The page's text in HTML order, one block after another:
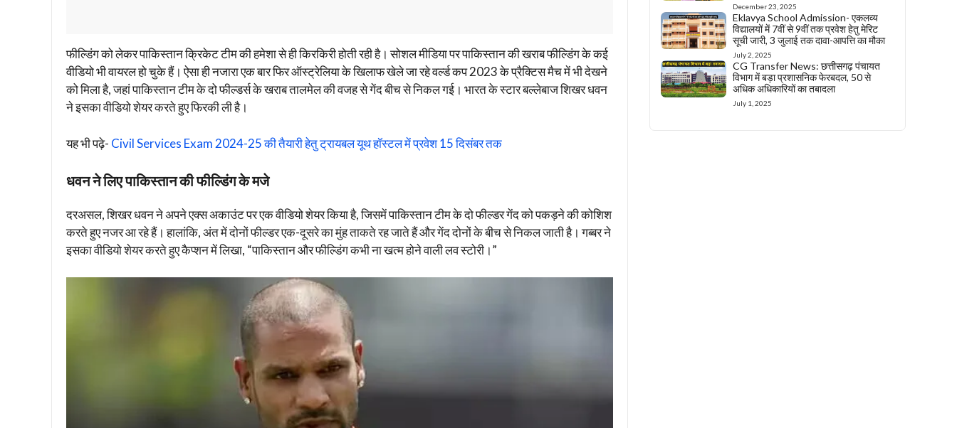
फील्डिंग को लेकर पाकिस्तान क्रिकेट टीम की हमेशा से ही किरकिरी होती रही है। सोशल मीडिया पर पाकिस्तान की खराब फील्डिंग के कई
वीडियो भी वायरल हो चुके हैं। ऐसा ही नजारा एक बार फिर ऑस्ट्रेलिया के खिलाफ खेले जा रहे वर्ल्ड कप 2023 के प्रैक्टिस मैच में भी देखने
को मिला है, जहां पाकिस्तान टीम के दो फील्डर्स के खराब तालमेल की वजह से गेंद बीच से निकल गई। भारत के स्टार बल्लेबाज शिखर धवन
ने इसका वीडियो शेयर करते हुए फिरकी ली है।
यह भी पढ़े- Civil Services Exam 2024-25 की तैयारी हेतु ट्रायबल यूथ हॉस्टल में प्रवेश 15 दिसंबर तक
धवन ने लिए पाकिस्तान की फील्डिंग के मजे
दरअसल, शिखर धवन ने अपने एक्स अकाउंट पर एक वीडियो शेयर किया है, जिसमें पाकिस्तान टीम के दो फील्डर गेंद को पकड़ने की कोशिश
करते हुए नजर आ रहे हैं। हालांकि, अंत में दोनों फील्डर एक-दूसरे का मुंह ताकते रह जाते हैं और गेंद दोनों के बीच से निकल जाती है। गब्बर ने
इसका वीडियो शेयर करते हुए कैप्शन में लिखा, “पाकिस्तान और फील्डिंग कभी ना खत्म होने वाली लव स्टोरी।”
December 23, 2025
Eklavya School Admission- एकलव्य
विद्यालयों में 7वीं से 9वीं तक प्रवेश हेतु मेरिट
सूची जारी, 3 जुलाई तक दावा-आपत्ति का मौका
July 2, 2025
CG Transfer News: छत्तीसगढ़ पंचायत
विभाग में बड़ा प्रशासनिक फेरबदल, 50 से
अधिक अधिकारियों का तबादला
July 1, 2025